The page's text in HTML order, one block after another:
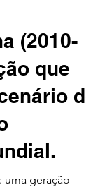
de leitura
(2010-
que
do